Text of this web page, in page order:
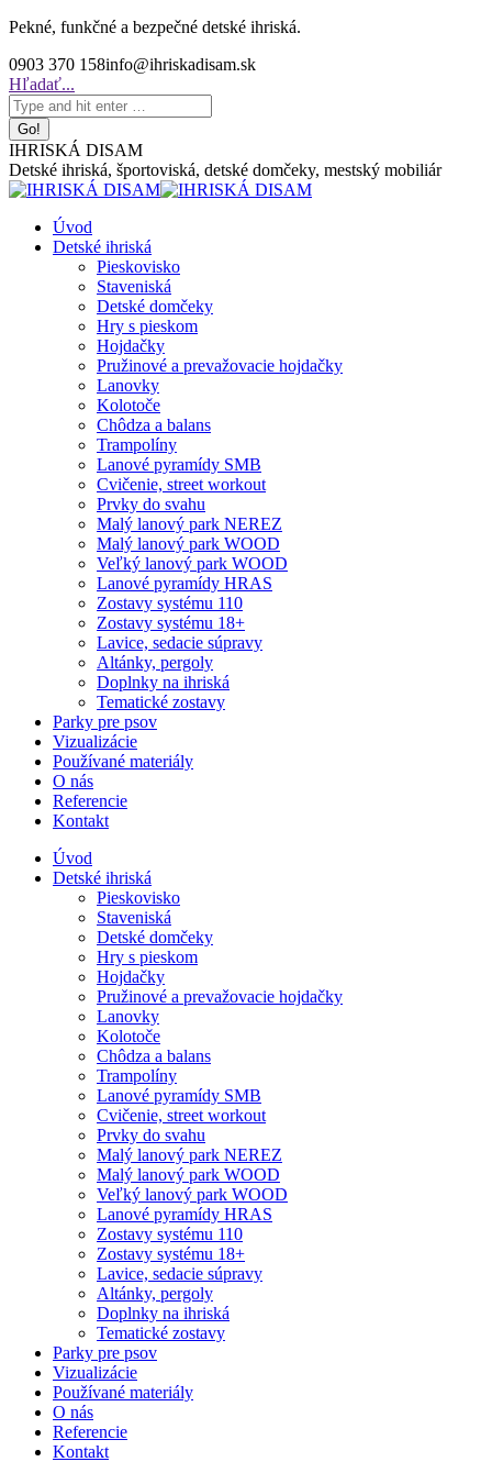
Skip
content
Pekné, funkčné a bezpečné detské ihriská.
0903 370 158info@ihriskadisam.sk
Search:
Hľadať...
IHRISKÁ DISAM
Detské ihriská, športoviská, detské domčeky, mestský mobiliár
Úvod
Detské ihriská
Pieskovisko
Staveniská
Detské domčeky
Hry s pieskom
Hojdačky
Pružinové a prevažovacie hojdačky
Lanovky
Kolotoče
Chôdza a balans
Trampolíny
Lanové pyramídy SMB
Cvičenie, street workout
Prvky do svahu
Malý lanový park NEREZ
Malý lanový park WOOD
Veľký lanový park WOOD
Lanové pyramídy HRAS
Zostavy systému 110
Zostavy systému 18+
Lavice, sedacie súpravy
Altánky, pergoly
Doplnky na ihriská
Tematické zostavy
Parky pre psov
Vizualizácie
Používané materiály
O nás
Referencie
Kontakt
Úvod
Detské ihriská
Pieskovisko
Staveniská
Detské domčeky
Hry s pieskom
Hojdačky
Pružinové a prevažovacie hojdačky
Lanovky
Kolotoče
Chôdza a balans
Trampolíny
Lanové pyramídy SMB
Cvičenie, street workout
Prvky do svahu
Malý lanový park NEREZ
Malý lanový park WOOD
Veľký lanový park WOOD
Lanové pyramídy HRAS
Zostavy systému 110
Zostavy systému 18+
Lavice, sedacie súpravy
Altánky, pergoly
Doplnky na ihriská
Tematické zostavy
Parky pre psov
Vizualizácie
Používané materiály
O nás
Referencie
Kontakt